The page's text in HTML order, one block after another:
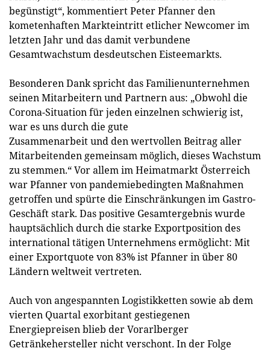
begünstigt“, kommentiert Peter Pfanner den
kometenhaften Markteintritt etlicher Newcomer im
letzten Jahr und das damit verbundene
Gesamtwachstum desdeutschen Eisteemarkts.
Besonderen Dank spricht das Familienunternehmen
seinen Mitarbeitern und Partnern aus: „Obwohl die
Corona-Situation für jeden einzelnen schwierig ist,
war es uns durch die gute
Zusammenarbeit und den wertvollen Beitrag aller
Mitarbeitenden gemeinsam möglich, dieses Wachstum
zu stemmen.“ Vor allem im Heimatmarkt Österreich
war Pfanner von pandemiebedingten Maßnahmen
getroffen und spürte die Einschränkungen im Gastro-
Geschäft stark. Das positive Gesamtergebnis wurde
hauptsächlich durch die starke Exportposition des
international tätigen Unternehmens ermöglicht: Mit
einer Exportquote von 83% ist Pfanner in über 80
Ländern weltweit vertreten.
Auch von angespannten Logistikketten sowie ab dem
vierten Quartal exorbitant gestiegenen
Energiepreisen blieb der Vorarlberger
Getränkehersteller nicht verschont. In der Folge